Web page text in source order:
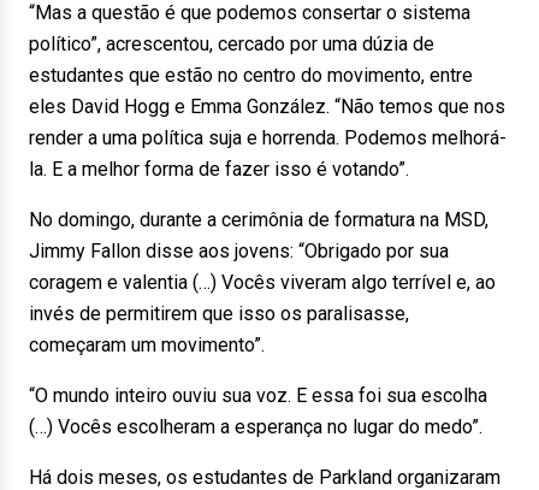
“Mas a questão é que podemos consertar o sistema
político”, acrescentou, cercado por uma dúzia de
estudantes que estão no centro do movimento, entre
eles David Hogg e Emma González. “Não temos que nos
render a uma política suja e horrenda. Podemos melhorá-
la. E a melhor forma de fazer isso é votando”.
No domingo, durante a cerimônia de formatura na MSD,
Jimmy Fallon disse aos jovens: “Obrigado por sua
coragem e valentia (…) Vocês viveram algo terrível e, ao
invés de permitirem que isso os paralisasse,
começaram um movimento”.
“O mundo inteiro ouviu sua voz. E essa foi sua escolha
(…) Vocês escolheram a esperança no lugar do medo”.
Há dois meses, os estudantes de Parkland organizaram